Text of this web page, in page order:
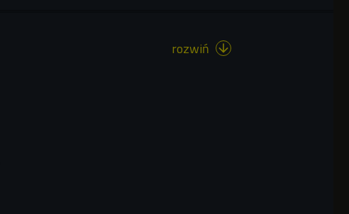
rozwiń 